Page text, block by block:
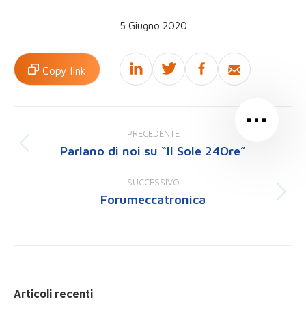
5 Giugno 2020
Copy link
tra
PRECEDENTE
Post
Parlano di noi su “Il Sole 24Ore”
SUCCESSIVO
Prossimo
Forumeccatronica
Articoli recenti
…